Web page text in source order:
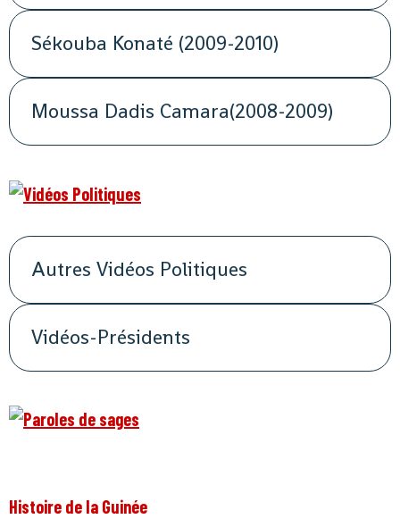
Sékouba Konaté (2009-2010)
Moussa Dadis Camara(2008-2009)
Autres Vidéos Politiques
Vidéos-Présidents
Histoire de la Guinée